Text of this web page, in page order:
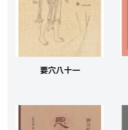
要穴八十一